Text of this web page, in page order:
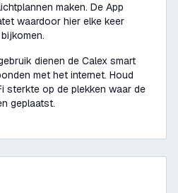
maken. De App
waardoor hier elke keer
dienen de Calex smart
met het internet. Houd
sterkte op de plekken waar de
geplaatst.